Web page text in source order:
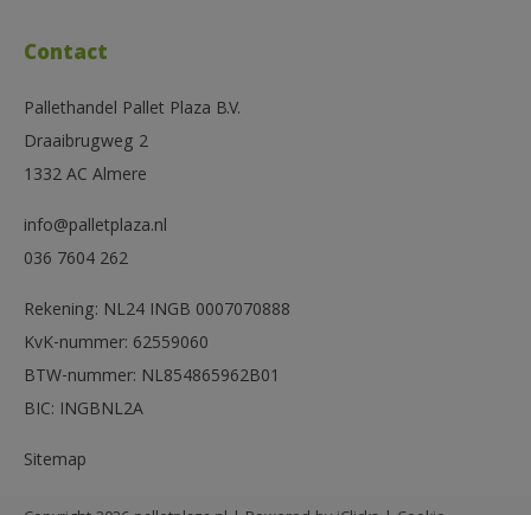
Contact
Pallethandel Pallet Plaza B.V.
Draaibrugweg 2
1332 AC Almere
info@palletplaza.nl
036 7604 262
Rekening: NL24 INGB 0007070888
KvK-nummer: 62559060
BTW-nummer: NL854865962B01
BIC: INGBNL2A
Sitemap